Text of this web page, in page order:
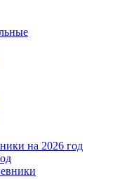
на 2026 год